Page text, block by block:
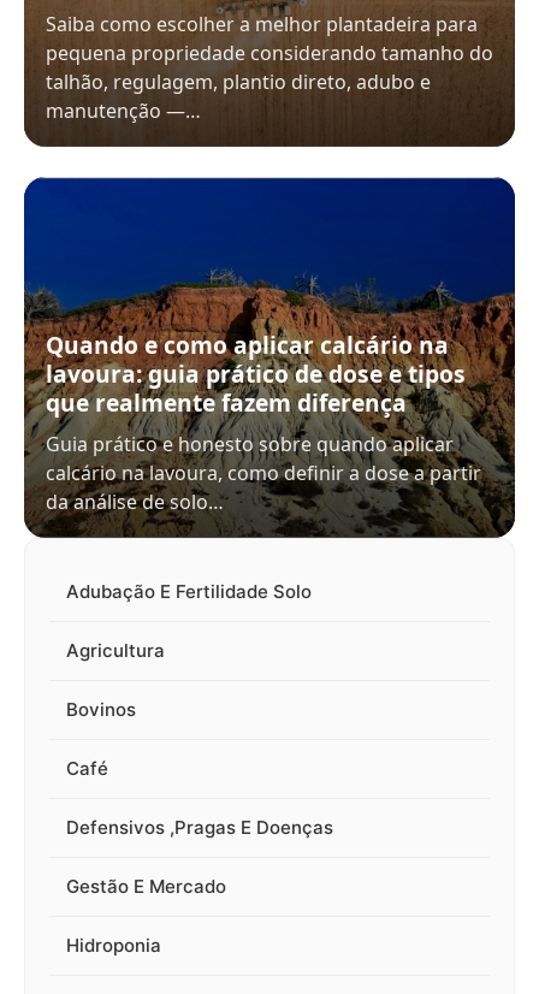
Saiba como escolher a melhor plantadeira para
pequena propriedade considerando tamanho do
talhão, regulagem, plantio direto, adubo e
manutenção —…
Quando e como aplicar calcário na
lavoura: guia prático de dose e tipos
que realmente fazem diferença
Guia prático e honesto sobre quando aplicar
calcário na lavoura, como definir a dose a partir
da análise de solo…
Adubação E Fertilidade Solo
Agricultura
Bovinos
Café
Defensivos ,Pragas E Doenças
Gestão E Mercado
Hidroponia